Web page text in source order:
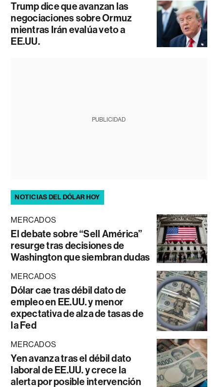
Trump dice que avanzan las
negociaciones sobre Ormuz
mientras Irán evalúa veto a
EE.UU.
PUBLICIDAD
NOTICIAS DEL DÓLAR HOY
MERCADOS
El debate sobre “Sell América”
resurge tras decisiones de
Washington que siembran dudas
MERCADOS
Dólar cae tras débil dato de
empleo en EE.UU. y menor
expectativa de alza de tasas de
la Fed
MERCADOS
Yen avanza tras el débil dato
laboral de EE.UU. y crece la
alerta por posible intervención